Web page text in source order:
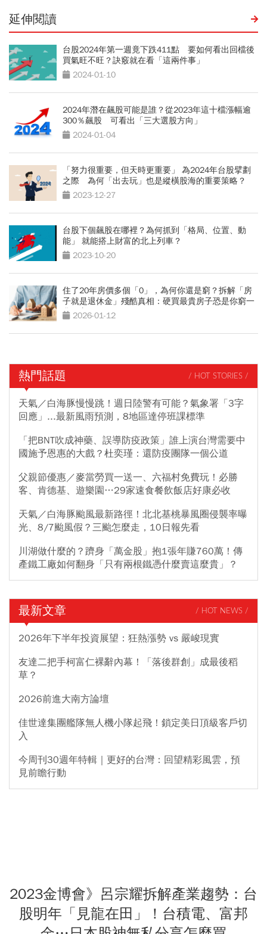
延伸閱讀
台股2024年第一週竟下跌411點 要如何看出回檔後
買氣旺不旺？訣竅就在看「這兩件事」
2024-01-10
2024年潛在飆股可能是誰？從2023年這十檔漲幅逾
300％飆股 可看出「三大選股方向」
2024-01-04
「努力很重要，但天時更重要」 為2024年台股擘劃
之際 為何「出去玩」也是縱橫股海的重要策略？
2023-12-27
台股下個飆股在哪裡？為何抓到「格局、位置、動
能」 就能搭上財富的北上列車？
2023-10-20
住了20年房價多個「0」，為何你還是窮？拆解「房
子就是退休金」殘酷真相：硬買最貴房子恐是你窮一
輩子主因
2026-01-12
熱門話題 / HOT STORIES /
天氣／白海豚慢慢跳！週日陸警有可能？氣象署「3字
回應」...最新風雨預測，8地區達停班課標準
「把BNT吹成神藥、誤導防疫政策」誰上演台灣需要中
國施予恩惠的大戲？杜奕瑾：還防疫團隊一個公道
父親節優惠／麥當勞買一送一、六福村免費玩！必勝
客、肯德基、遊樂園…29家速食餐飲飯店好康必收
天氣／白海豚颱風最新路徑！北北基桃暴風圈侵襲率曝
光、8/7颱風假？三颱怎麼走，10日報先看
川湖做什麼的？躋身「萬金股」抱1張年賺760萬！傳
產鐵工廠如何翻身「只有兩根鐵憑什麼賣這麼貴」？
最新文章 / HOT NEWS /
2026年下半年投資展望：狂熱漲勢 vs 嚴峻現實
友達二把手柯富仁裸辭內幕！「落後群創」成最後稻
草？
2026前進大南方論壇
佳世達集團艦隊無人機小隊起飛！鎖定美日頂級客戶切
入
今周刊30週年特輯｜更好的台灣：回望精彩風雲，預
見前瞻行動
2023金博會》呂宗耀拆解產業趨勢：台
股明年「見龍在田」！台積電、富邦